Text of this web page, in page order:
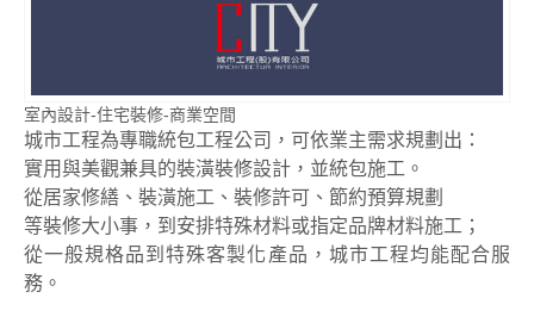
室內設計-住宅裝修-商業空間
城市工程為專職統包工程公司，可依業主需求規劃出：
實用與美觀兼具的裝潢裝修設計，並統包施工。
從居家修繕、裝潢施工、裝修許可、節約預算規劃
等裝修大小事，到安排特殊材料或指定品牌材料施工；
從一般規格品到特殊客製化產品，城市工程均能配合服
務。